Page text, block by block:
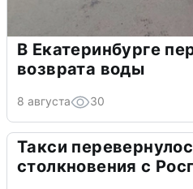
В Екатеринбурге
возврата воды
8 августа 30
Такси
столкновения с